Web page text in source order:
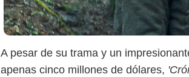
A pesar de su trama y un
apenas cinco millones de dólares,